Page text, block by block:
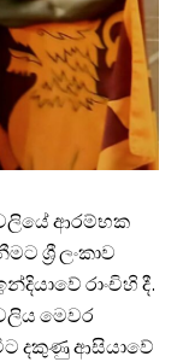
ආරම්භක
ශ්‍රී ලංකාව
රාංචිහි දී.
මෙවර
දකුණු ආසියාවේ